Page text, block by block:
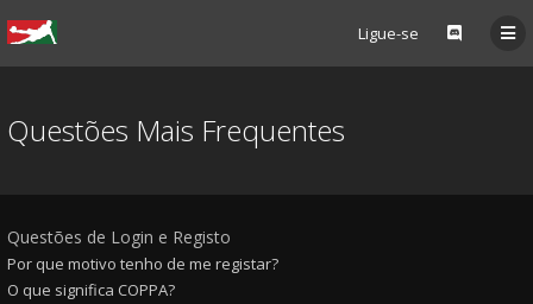
Ligue-se
Questões Mais Frequentes
Questões de Login e Registo
Por que motivo tenho de me registar?
O que significa COPPA?